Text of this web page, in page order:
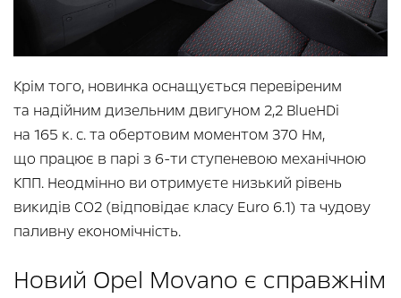
Крім того, новинка оснащується перевіреним
та надійним дизельним двигуном 2,2 BlueHDi
на 165 к. с. та обертовим моментом 370 Нм,
що працює в парі з 6-ти ступеневою механічною
КПП. Неодмінно ви отримуєте низький рівень
викидів CO2 (відповідає класу Euro 6.1) та чудову
паливну економічність.
Новий Opel Movano є справжнім